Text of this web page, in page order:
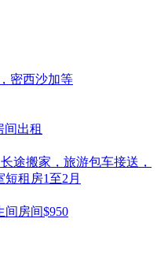
密西沙加等
间出租
途搬家，旅游包车接送，
租房1至2月
房间$950